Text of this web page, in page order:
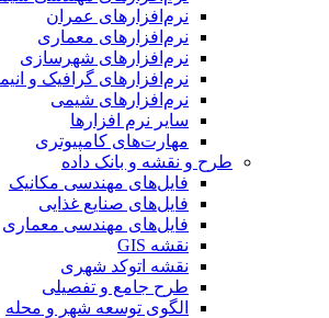
نرم‌افزارهای عمران
نرم‌افزارهای معماری
نرم‌افزارهای شهرسازی
نرم‌افزارهای گرافیک و انیمیشن
نرم‌افزارهای شیمی
سایر نرم افزارها
مهارت‌های کامپیوتری
طرح و نقشه و بانک داده
فایل‌های مهندسی مکانیک
فایل‌های صنایع غذایی
فایل‌های مهندسی معماری
نقشه GIS
نقشه اتوکد شهری
طرح جامع و تفصیلی
الگوی توسعه شهر و محله